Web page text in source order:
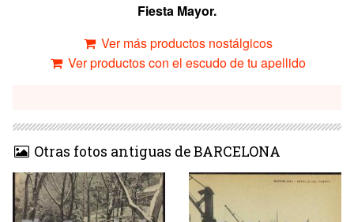
Fiesta Mayor.
Ver más productos nostálgicos
Ver productos con el escudo de tu apellido
Otras fotos antiguas de BARCELONA